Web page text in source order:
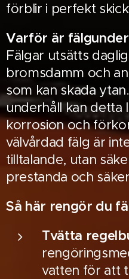
förblir i perfekt
Varför är
Fälgar utsätts
bromsdamm och
som kan skada
underhåll kan detta
korrosion och
välvårdad fälg är
tilltalande, utan
prestanda och
Så här rengör du
Tvätta
vatten för att